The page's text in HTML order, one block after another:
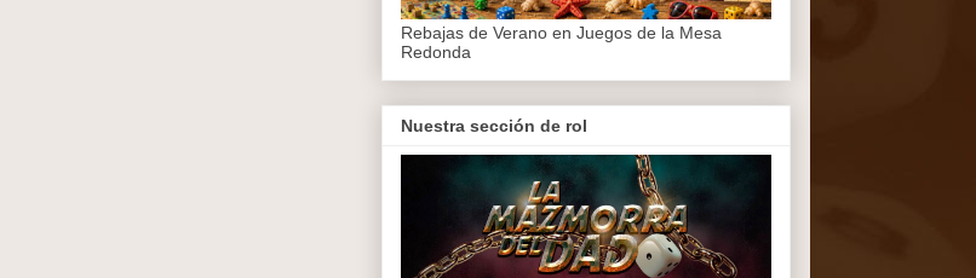
Rebajas de Verano en Juegos de la Mesa
Redonda
Nuestra sección de rol